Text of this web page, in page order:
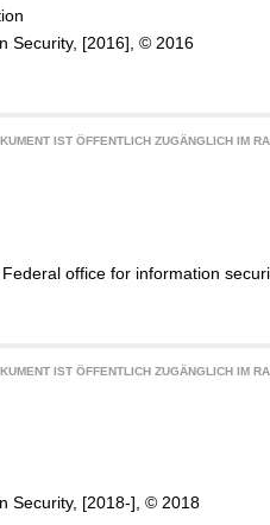
Security, [2016], © 2016
IST ÖFFENTLICH ZUGÄNGLICH IM
office for information
IST ÖFFENTLICH ZUGÄNGLICH IM
Security, [2018-], © 2018